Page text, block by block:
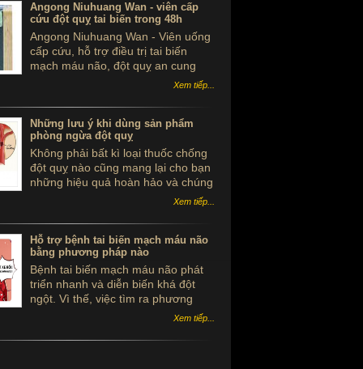
Angong Niuhuang Wan - viên cấp
cứu đột quỵ tai biến trong 48h
Angong Niuhuang Wan - Viên uống
cấp cứu, hỗ trợ điều trị tai biến
mạch máu não, đột quỵ an cung
ngưu hoàng hoàn hộp gỗ màu xanh
Xem tiếp...
Những lưu ý khi dùng sản phẩm
phòng ngừa đột quỵ
Không phải bất kì loại thuốc chống
đột quỵ nào cũng mang lại cho bạn
những hiệu quả hoàn hảo và chúng
hoàn toàn không phải là những "
căn bệnh quái ác đó. Dưới đây là
những lưu ý khi dùng thuốc chống
đột quỵ mà bạn cần tham khảo để
sử dụng tốt hơn.
Xem tiếp...
Hỗ trợ bệnh tai biến mạch máu não
bằng phương pháp nào
Bệnh tai biến mạch máu não phát
triển nhanh và diễn biến khá đột
ngột. Vì thế, việc tìm ra phương
pháp hỗ trợ chữa bệnh tai biến
sẽ giúp bệnh nhân thoát khỏi " lưỡi
Xem tiếp...